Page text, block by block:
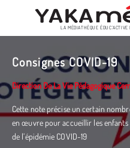
principal
LA MÉDIATHÈQUE ÉDUC’ACTIVE
Consignes COVID-19
Direction De La Vie Pédagogique
Cette note précise un certain
en œuvre pour accueillir les enfants
de l’épidémie COVID-19